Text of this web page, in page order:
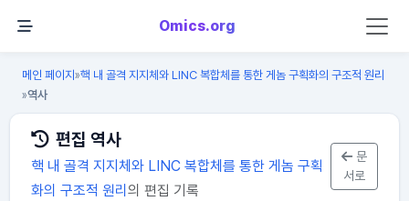
Omics.org
메인 페이지»핵 내 골격 지지체와 LINC 복합체를 통한 게놈 구획화의 구조적 원리
»역사
편집 역사
핵 내 골격 지지체와 LINC 복합체를 통한 게놈 구획
화의 구조적 원리 의 편집 기록
문
서로